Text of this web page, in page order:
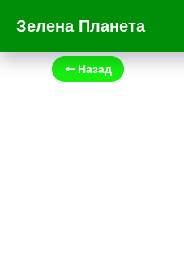
Зелена Планета
🠔 Назад